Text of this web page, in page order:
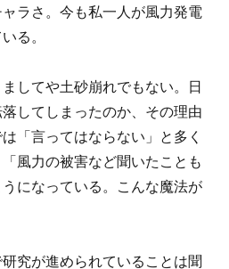
ラさ。今も私一人が風力発電
る。
してや土砂崩れでもない。日
してしまったのか、その理由
「言ってはならない」と多く
風力の被害など聞いたことも
になっている。こんな魔法が
究が進められていることは聞